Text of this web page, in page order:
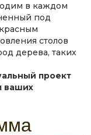
в каждом
под
столов
дерева, таких
проект
ваших